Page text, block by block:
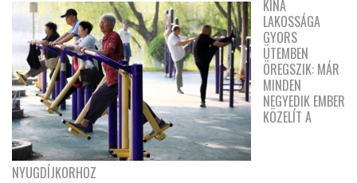
KÍNA
LAKOSSÁGA
GYORS
ÜTEMBEN
ÖREGSZIK: MÁR
MINDEN
NEGYEDIK EMBER
KÖZELÍT A
NYUGDÍJKORHOZ